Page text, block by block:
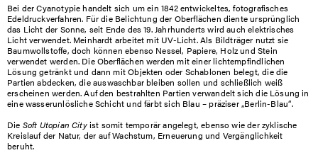
Bei der Cyanotypie handelt sich um ein 1842 entwickeltes, fotografisches
Edeldruckverfahren. Für die Belichtung der Oberflächen diente ursprünglich
das Licht der Sonne, seit Ende des 19. Jahrhunderts wird auch elektrisches
Licht verwendet. Meinhardt arbeitet mit UV-Licht. Als Bildträger nutzt sie
Baumwollstoffe, doch können ebenso Nessel, Papiere, Holz und Stein
verwendet werden. Die Oberflächen werden mit einer lichtempfindlichen
Lösung getränkt und dann mit Objekten oder Schablonen belegt, die die
Partien abdecken, die auswaschbar bleiben sollen und schließlich weiß
erscheinen werden. Auf den bestrahlten Partien verwandelt sich die Lösung in
eine wasserunlösliche Schicht und färbt sich Blau – präziser „Berlin-Blau“.
Die Soft Utopian Cityist somit temporär angelegt, ebenso wie der zyklische
Kreislauf der Natur, der auf Wachstum, Erneuerung und Vergänglichkeit
beruht.